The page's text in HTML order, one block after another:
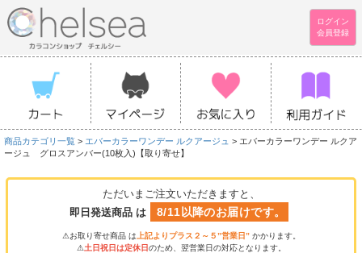
ログイン
会員登録
商品カテゴリ一覧 > エバーカラーワンデー ルクアージュ > エバーカラーワンデー ルクア
ージュ グロスアンバー(10枚入)【取り寄せ】
ただいまご注文いただきますと、
即日発送商品 は
8/11以降のお届けです。
⚠お取り寄せ商品 は 上記よりプラス２～５”営業日” かかります。
⚠土日祝日は定休日のため、翌営業日の対応となります。